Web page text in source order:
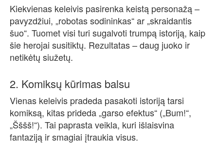
Kiekvienas keleivis pasirenka keistą personažą –
pavyzdžiui, „robotas sodininkas“ ar „skraidantis
šuo“. Tuomet visi turi sugalvoti trumpą istoriją, kaip
šie herojai susitiktų. Rezultatas – daug juoko ir
netikėtų siužetų.
2. Komiksų kūrimas balsu
Vienas keleivis pradeda pasakoti istoriją tarsi
komiksą, kitas prideda „garso efektus“ („Bum!“,
„Šššš!“). Tai paprasta veikla, kuri išlaisvina
fantaziją ir smagiai įtraukia visus.